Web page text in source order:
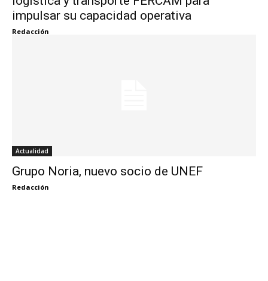
impulsar su capacidad operativa
Redacción
Actualidad
Grupo Noria, nuevo socio de UNEF
Redacción